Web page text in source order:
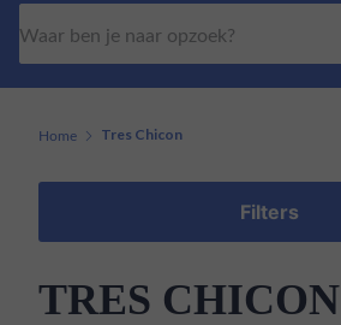
Home Tres Chicon
Filters
TRES CHICON